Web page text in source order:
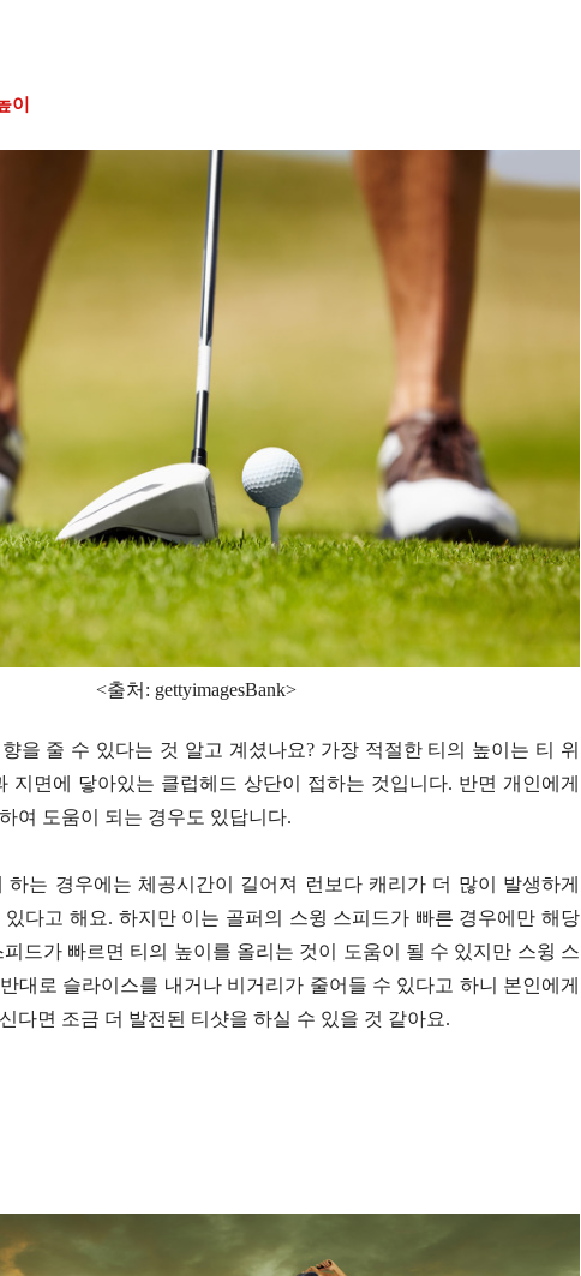
이
<출처: gettyimagesBank>
을 줄 수 있다는 것 알고 계셨나요? 가장 적절한 티의 높이는 티 위
지면에 닿아있는 클럽헤드 상단이 접하는 것입니다. 반면 개인에게
여 도움이 되는 경우도 있답니다.
하는 경우에는 체공시간이 길어져 런보다 캐리가 더 많이 발생하게
다고 해요. 하지만 이는 골퍼의 스윙 스피드가 빠른 경우에만 해당
드가 빠르면 티의 높이를 올리는 것이 도움이 될 수 있지만 스윙 스
대로 슬라이스를 내거나 비거리가 줄어들 수 있다고 하니 본인에게
다면 조금 더 발전된 티샷을 하실 수 있을 것 같아요.